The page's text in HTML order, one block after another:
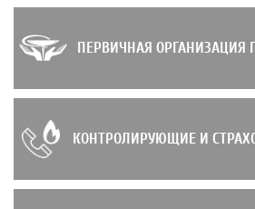
ПЕРВИЧНАЯ ОРГАНИЗАЦИЯ
КОНТРОЛИРУЮЩИЕ И